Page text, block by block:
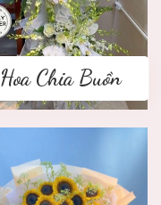
Hoa Chia Buồn